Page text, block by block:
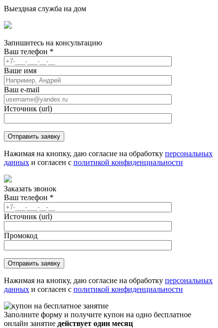
Выездная служба на дом
Запишитесь на консультацию
Ваш телефон *
Ваше имя
Ваш e-mail
Источник (url)
Нажимая на кнопку, даю согласие на обработку персональных
данных и согласен с политикой конфиденциальности
Заказать звонок
Ваш телефон *
Источник (url)
Промокод
Нажимая на кнопку, даю согласие на обработку персональных
данных и согласен с политикой конфиденциальности
Заполните форму и получите купон на одно бесплатное
онлайн занятие действует один месяц